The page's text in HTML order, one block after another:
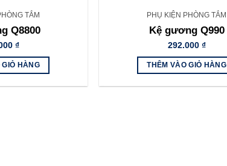
TẮM
Q8800
₫
GIỎ HÀNG
PHỤ KIỆN PHÒNG TẮM
Kệ gương Q990
292.000 ₫
THÊM VÀO GIỎ HÀNG